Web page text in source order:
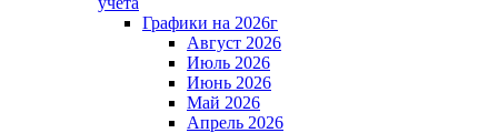
Графики на 2026г
Август 2026
Июль 2026
Июнь 2026
Май 2026
Апрель 2026